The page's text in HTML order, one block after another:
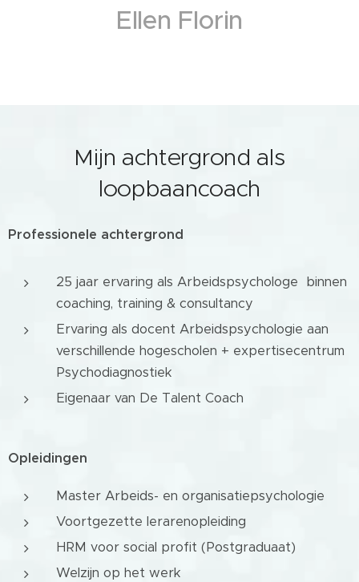
Ellen Florin
Mijn achtergrond als
loopbaancoach
Professionele achtergrond
25 jaar ervaring als Arbeidspsychologe binnen
coaching, training & consultancy
Ervaring als docent Arbeidspsychologie aan
verschillende hogescholen + expertisecentrum
Psychodiagnostiek
Eigenaar van De Talent Coach
Opleidingen
Master Arbeids- en organisatiepsychologie
Voortgezette lerarenopleiding
HRM voor social profit (Postgraduaat)
Welzijn op het werk